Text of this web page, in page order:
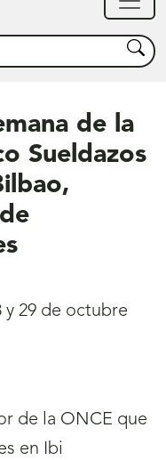
Buscar
de la
Sueldazos
y 29 de octubre